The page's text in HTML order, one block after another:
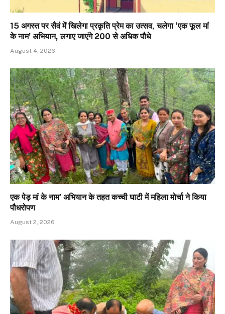
15 अगस्त पर सैवं में खिलेगा प्रकृति प्रेम का उत्सव, चलेगा ‘एक फूल मां
के नाम’ अभियान, लगाए जाएंगे 200 से अधिक पौधे
August 4, 2026
एक पेड़ मां के नाम’ अभियान के तहत कच्ची घाटी में महिला मोर्चा ने किया
पौधरोपण
August 2, 2026